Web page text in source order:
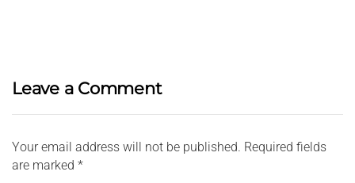
Leave a Comment
Your email address will not be published. Required fields
are marked *